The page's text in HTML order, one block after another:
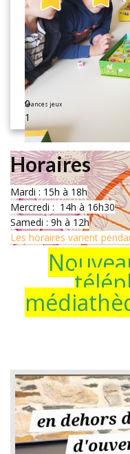
Séances jeux
0
1
Horaires
Mardi : 15h à 18h
Mercredi : 14h à 16h30
Samedi : 9h à 12h
Les horaires varient